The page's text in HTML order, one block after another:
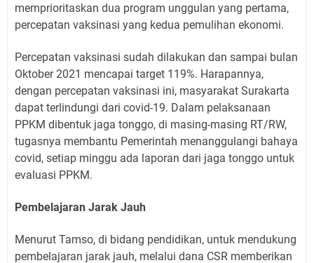
memprioritaskan dua program unggulan yang pertama,
percepatan vaksinasi yang kedua pemulihan ekonomi.
Percepatan vaksinasi sudah dilakukan dan sampai bulan
Oktober 2021 mencapai target 119%. Harapannya,
dengan percepatan vaksinasi ini, masyarakat Surakarta
dapat terlindungi dari covid-19. Dalam pelaksanaan
PPKM dibentuk jaga tonggo, di masing-masing RT/RW,
tugasnya membantu Pemerintah menanggulangi bahaya
covid, setiap minggu ada laporan dari jaga tonggo untuk
evaluasi PPKM.
Pembelajaran Jarak Jauh
Menurut Tamso, di bidang pendidikan, untuk mendukung
pembelajaran jarak jauh, melalui dana CSR memberikan